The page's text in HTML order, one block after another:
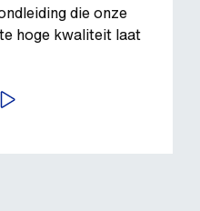
die onze
hoge kwaliteit laat
VIDEO